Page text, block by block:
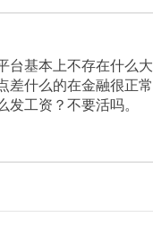
台基本上不存在什么
差什么的在金融很正
工资？不要活吗。